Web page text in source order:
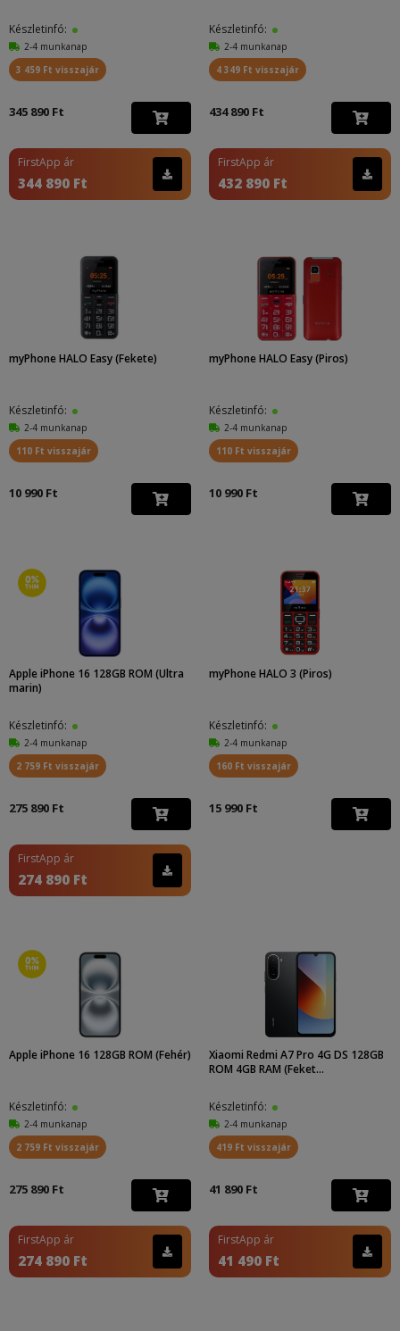
Készletinfó:
2-4 munkanap
3 459 Ft visszajár
345 890 Ft
FirstApp ár
344 890 Ft
Készletinfó:
2-4 munkanap
4 349 Ft visszajár
434 890 Ft
FirstApp ár
432 890 Ft
myPhone HALO Easy (Fekete)
Készletinfó:
2-4 munkanap
110 Ft visszajár
10 990 Ft
myPhone HALO Easy (Piros)
Készletinfó:
2-4 munkanap
110 Ft visszajár
10 990 Ft
Apple iPhone 16 128GB ROM (Ultra
marin)
Készletinfó:
2-4 munkanap
2 759 Ft visszajár
275 890 Ft
FirstApp ár
274 890 Ft
myPhone HALO 3 (Piros)
Készletinfó:
2-4 munkanap
160 Ft visszajár
15 990 Ft
Apple iPhone 16 128GB ROM (Fehér)
Készletinfó:
2-4 munkanap
2 759 Ft visszajár
275 890 Ft
FirstApp ár
274 890 Ft
Xiaomi Redmi A7 Pro 4G DS 128GB
ROM 4GB RAM (Feket...
Készletinfó:
2-4 munkanap
419 Ft visszajár
41 890 Ft
FirstApp ár
41 490 Ft